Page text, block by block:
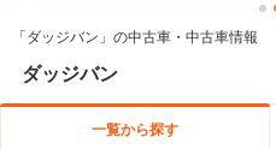
「ダッジバン」の中古車・中古車情報
ダッジバン
一覧から探す